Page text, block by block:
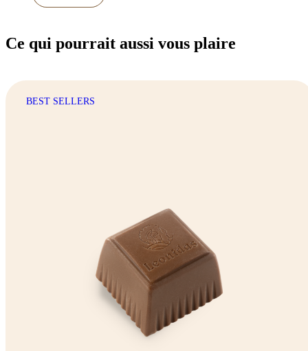
Ce qui pourrait aussi vous plaire
BEST SELLERS